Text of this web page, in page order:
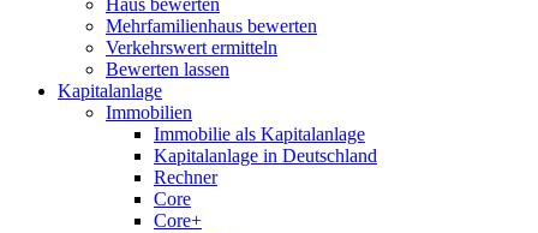
Mehrfamilienhaus bewerten
Verkehrswert ermitteln
Bewerten lassen
Kapitalanlage
Immobilien
Immobilie als Kapitalanlage
Kapitalanlage in Deutschland
Rechner
Core
Core+